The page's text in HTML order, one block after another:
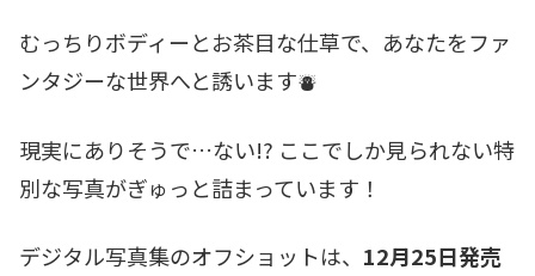
むっちりボディーとお茶目な仕草で、あなたをファ
ンタジーな世界へと誘います⛇
現実にありそうで…ない!? ここでしか見られない特
別な写真がぎゅっと詰まっています！
デジタル写真集のオフショットは、 12月25日発売